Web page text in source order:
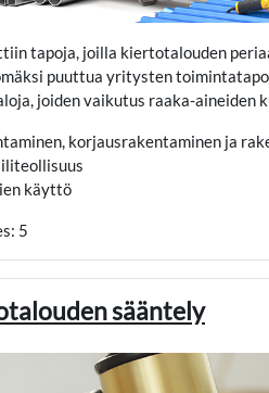
tapoja, joilla kiertotalouden
puuttua yritysten
joiden vaikutus raaka-aineiden
korjausrakentaminen ja
käyttö
5
sääntely